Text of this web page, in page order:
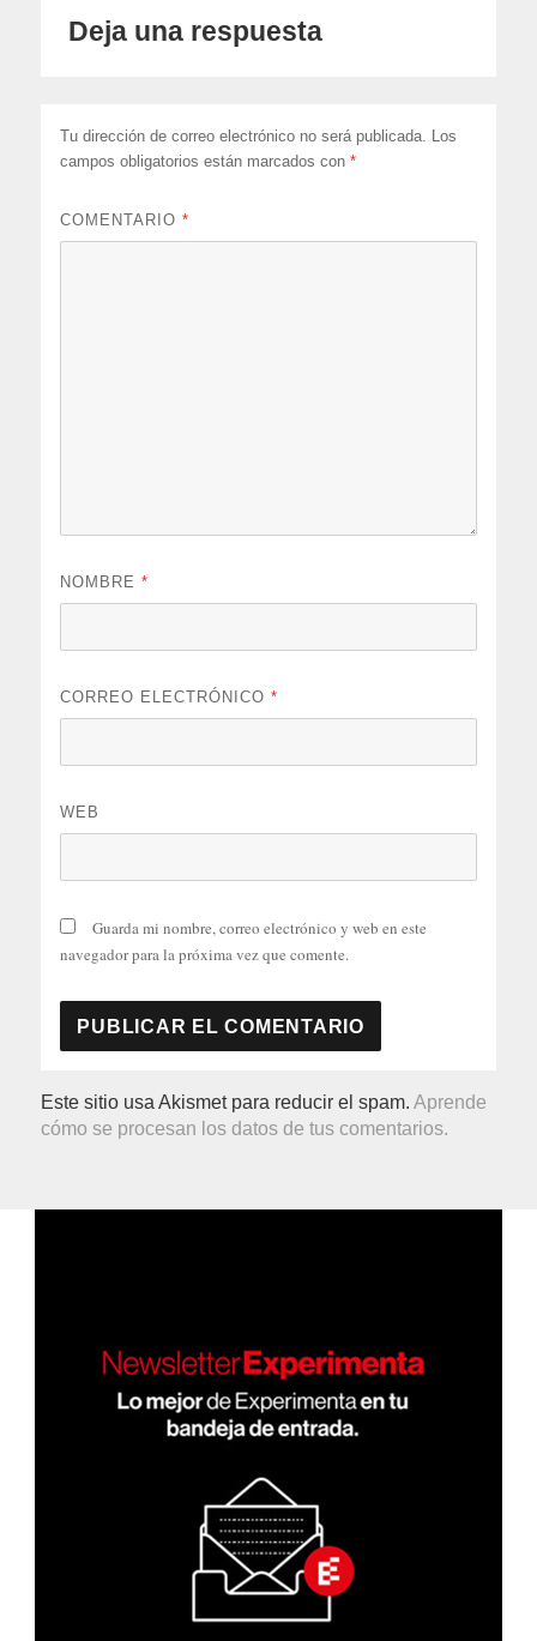
Deja una respuesta
Tu dirección de correo electrónico no será publicada. Los
campos obligatorios están marcados con*
COMENTARIO*
NOMBRE*
CORREO ELECTRÓNICO*
WEB
Guarda mi nombre, correo electrónico y web en este
navegador para la próxima vez que comente.
Este sitio usa Akismet para reducir el spam.Aprende
cómo se procesan los datos de tus comentarios.